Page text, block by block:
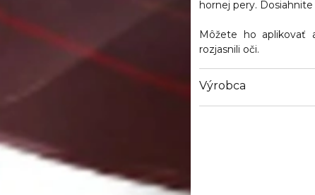
hornej pery.
Môžete ho aplikovať
rozjasnili oči.
Výrobca